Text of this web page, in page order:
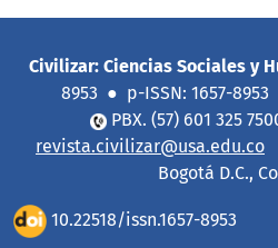
Civilizar: Ciencias Sociales y
8953 ● p-ISSN: 1657-8953
PBX. (57) 601 325
revista.civilizar@usa.edu.co
Bogotá D.C.,
10.22518/issn.1657-8953